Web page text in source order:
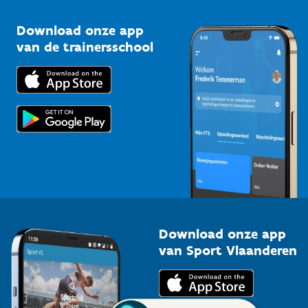
Bedrijven
Trainers en begeleiders
Topsporters
Kennisplatform
Downloads
Voor de pers
Download onze app
van de trainersschool
Download onze app
van Sport Vlaanderen